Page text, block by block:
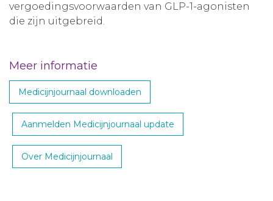
vergoedingsvoorwaarden van GLP-1-agonisten
die zijn uitgebreid.
Meer informatie
Medicijnjournaal downloaden
Aanmelden Medicijnjournaal update
Over Medicijnjournaal